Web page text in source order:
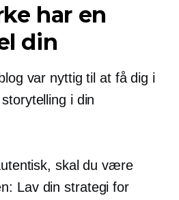
har en
din
var nyttig til at få dig i
i din
skal du være
Lav din strategi for